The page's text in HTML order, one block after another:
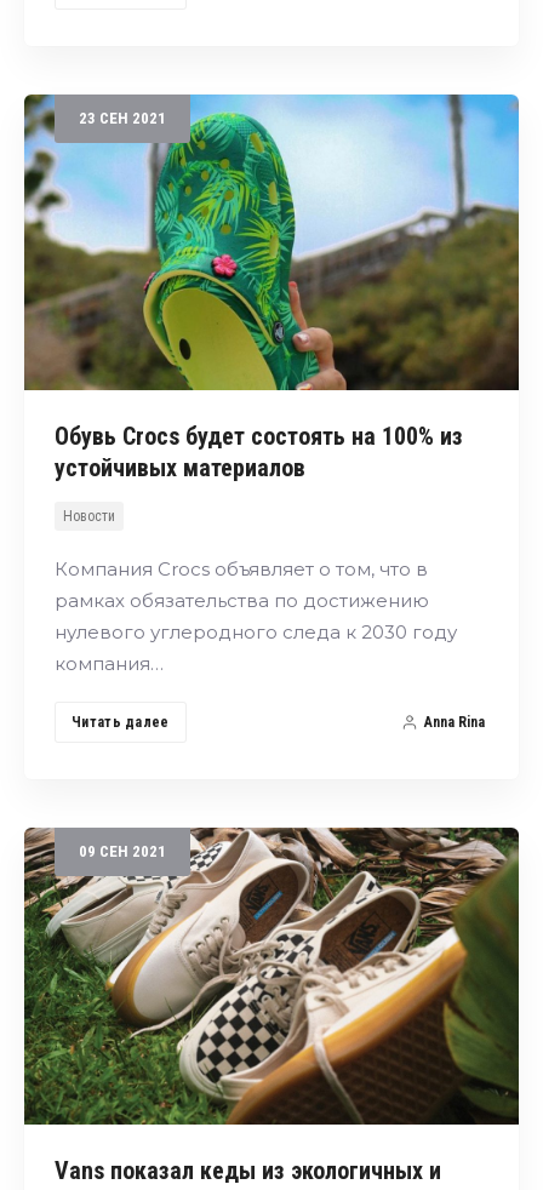
23 СЕН 2021
Обувь Crocs будет состоять на 100% из
устойчивых материалов
Новости
Компания Crocs объявляет о том, что в
рамках обязательства по достижению
нулевого углеродного следа к 2030 году
компания…
Читать далее Anna Rina
09 СЕН 2021
Vans показал кеды из экологичных и